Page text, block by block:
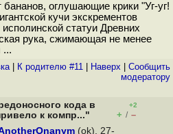
бананов, оглушающие крики "Уг-уг!
кучи экскрементов
статуи Древних
рука, сжимающая не менее
...
| К родителю #11 Наверх
Cообщить
модератору
кода в
к компр..."
+2
+ / –
(ok), 27-